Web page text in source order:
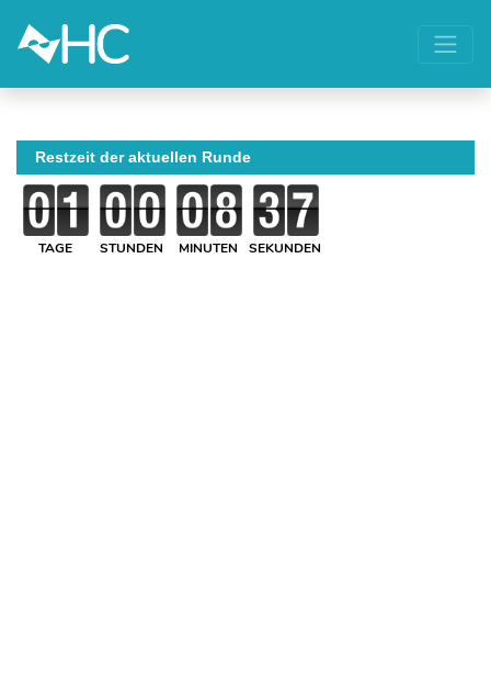
Restzeit der aktuellen Runde
TAGE STUNDEN MINUTEN SEKUNDEN